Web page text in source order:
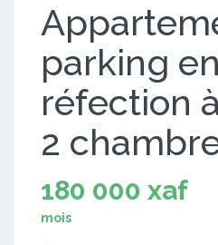
parking en
réfection
2
180 000 xaf
mois